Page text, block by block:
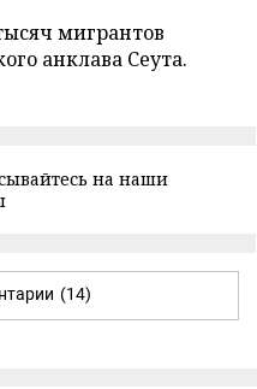
мигрантов
анклава Сеута.
на наши
(14)